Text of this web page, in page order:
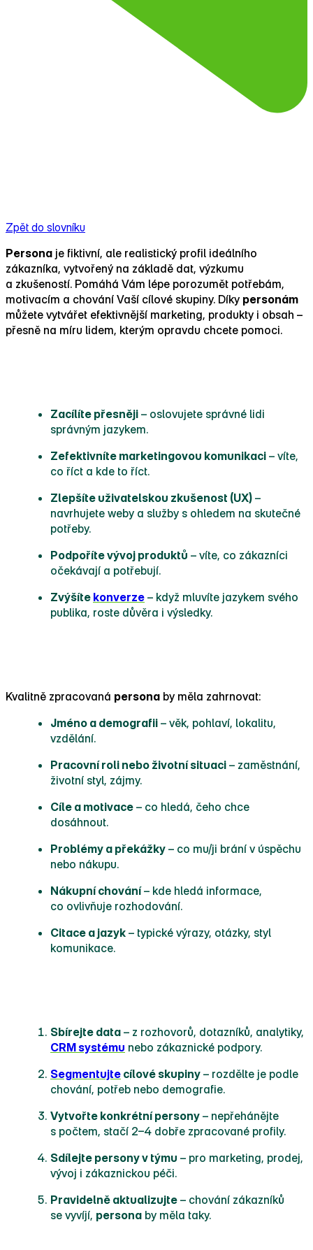
Zpět do slovníku
Persona je fiktivní, ale realistický profil ideálního
zákazníka, vytvořený na základě dat, výzkumu
a zkušeností. Pomáhá Vám lépe porozumět potřebám,
motivacím a chování Vaší cílové skupiny. Díky personám
můžete vytvářet efektivnější marketing, produkty i obsah –
přesně na míru lidem, kterým opravdu chcete pomoci.
Zacílíte přesněji – oslovujete správné lidi
správným jazykem.
Zefektivníte marketingovou komunikaci – víte,
co říct a kde to říct.
Zlepšíte uživatelskou zkušenost (UX) –
navrhujete weby a služby s ohledem na skutečné
potřeby.
Podpoříte vývoj produktů – víte, co zákazníci
očekávají a potřebují.
Zvýšíte konverze – když mluvíte jazykem svého
publika, roste důvěra i výsledky.
Kvalitně zpracovaná persona by měla zahrnovat:
Jméno a demografii – věk, pohlaví, lokalitu,
vzdělání.
Pracovní roli nebo životní situaci – zaměstnání,
životní styl, zájmy.
Cíle a motivace – co hledá, čeho chce
dosáhnout.
Problémy a překážky – co mu/ji brání v úspěchu
nebo nákupu.
Nákupní chování– kde hledá informace,
co ovlivňuje rozhodování.
Citace a jazyk – typické výrazy, otázky, styl
komunikace.
Sbírejte data – z rozhovorů, dotazníků, analytiky,
CRM systému nebo zákaznické podpory.
Segmentujte cílové skupiny – rozdělte je podle
chování, potřeb nebo demografie.
Vytvořte konkrétní persony – nepřehánějte
s počtem, stačí 2–4 dobře zpracované profily.
Sdílejte persony v týmu – pro marketing, prodej,
vývoj i zákaznickou péči.
Pravidelně aktualizujte – chování zákazníků
se vyvíjí, persona by měla taky.